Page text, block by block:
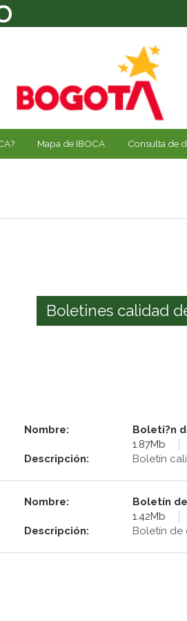
Mapa de IBOCA Consulta de
Boletines calidad
Nombre:
Boleti?n
1.87Mb
Descripción:
Boletín
Nombre:
Boletín
1.42Mb
Descripción:
Boletín de